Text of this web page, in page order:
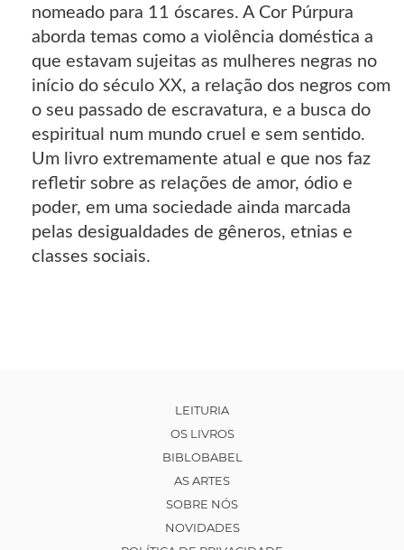
nomeado para 11 óscares. A Cor Púrpura
aborda temas como a violência doméstica a
que estavam sujeitas as mulheres negras no
início do século XX, a relação dos negros com
o seu passado de escravatura, e a busca do
espiritual num mundo cruel e sem sentido.
Um livro extremamente atual e que nos faz
refletir sobre as relações de amor, ódio e
poder, em uma sociedade ainda marcada
pelas desigualdades de gêneros, etnias e
classes sociais.
LEITURIA
OS LIVROS
BIBLOBABEL
AS ARTES
SOBRE NÓS
NOVIDADES